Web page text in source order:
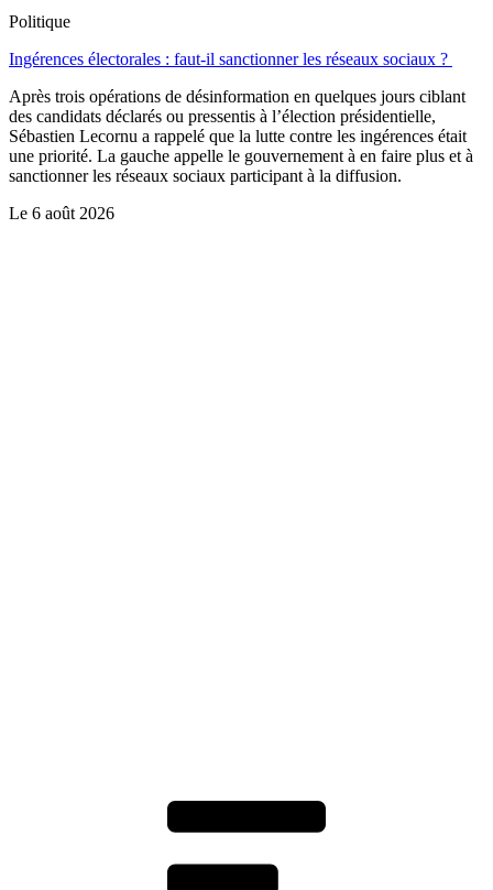
Politique
Ingérences électorales : faut-il sanctionner les réseaux sociaux ?
Après trois opérations de désinformation en quelques jours ciblant
des candidats déclarés ou pressentis à l’élection présidentielle,
Sébastien Lecornu a rappelé que la lutte contre les ingérences était
une priorité. La gauche appelle le gouvernement à en faire plus et à
sanctionner les réseaux sociaux participant à la diffusion.
Le 6 août 2026